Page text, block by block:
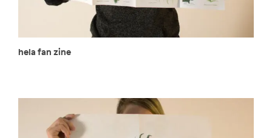
hela fan zine